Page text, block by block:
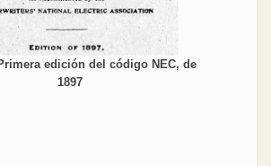
edición del código NEC, de
1897